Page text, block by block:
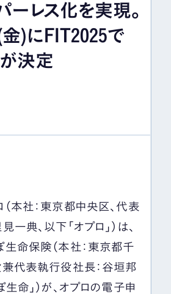
ーレス化を実現。
金)にFIT2025で
決定
本社：東京都中央区、代表
一典、以下「オプロ」）は、
命保険（本社：東京都千
兼代表執行役社長：谷垣邦
生命」）が、オプロの電子申